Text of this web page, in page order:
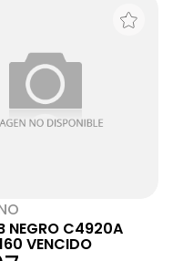
NEGRO C4920A
VENCIDO